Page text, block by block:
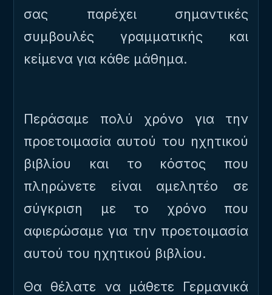
σας παρέχει σημαντικές
συμβουλές γραμματικής και
κείμενα για κάθε μάθημα.
Περάσαμε πολύ χρόνο για την
προετοιμασία αυτού του ηχητικού
βιβλίου και το κόστος που
πληρώνετε είναι αμελητέο σε
σύγκριση με το χρόνο που
αφιερώσαμε για την προετοιμασία
αυτού του ηχητικού βιβλίου.
Θα θέλατε να μάθετε Γερμανικά